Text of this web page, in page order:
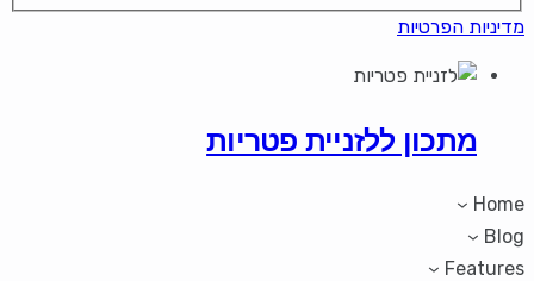
מדיניות הפרטיות
מתכון ללזניית פטריות
Home
Blog
Features